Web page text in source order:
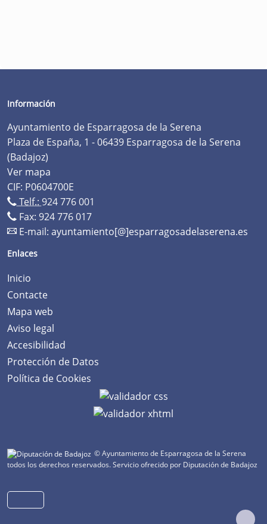
Información
Ayuntamiento de Esparragosa de la Serena
Plaza de España, 1 - 06439 Esparragosa de la Serena
(Badajoz)
Ver mapa
CIF: P0604700E
Telf.: 924 776 001
Fax: 924 776 017
E-mail: ayuntamiento[@]esparragosadelaserena.es
Enlaces
Inicio
Contacte
Mapa web
Aviso legal
Accesibilidad
Protección de Datos
Política de Cookies
© Ayuntamiento de Esparragosa de la Serena
todos los derechos reservados.Servicio ofrecido por Diputación de Badajoz